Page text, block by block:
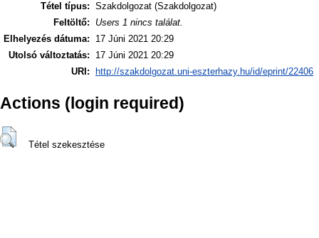
Tétel típus: Szakdolgozat (Szakdolgozat)
Feltöltő:
Users 1 nincs találat.
Elhelyezés dátuma:
17 Júni 2021 20:29
Utolsó változtatás:
17 Júni 2021 20:29
URI:
http://szakdolgozat.uni-eszterhazy.hu/id/eprint/22406
Actions (login required)
Tétel szekesztése